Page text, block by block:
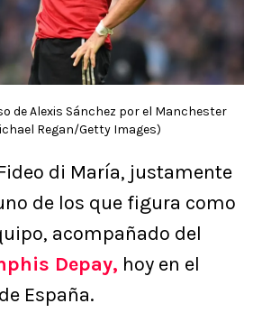
de Alexis Sánchez por el Manchester
Regan/Getty Images)
di María, justamente
de los que figura como
acompañado del
Depay, hoy en el
España.